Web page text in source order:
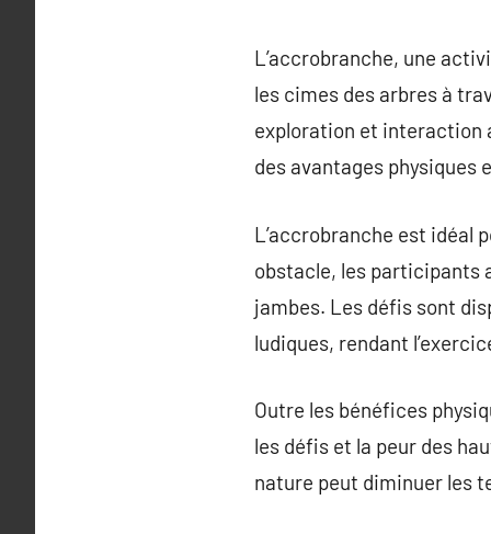
L’accrobranche, une
les cimes des arbres à
exploration et interaction
des avantages physiques
L’accrobranche est idéal
obstacle, les participants
jambes. Les défis sont
ludiques, rendant
Outre les bénéfices
les défis et la peur des
nature peut diminuer les